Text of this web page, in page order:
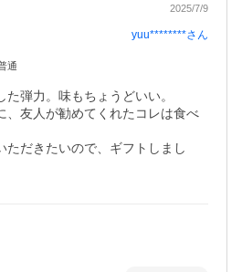
2025/7/9
yuu********さん
通
弾力。味もちょうどいい。
、友人が勧めてくれたコレは食べ
ただきたいので、ギフトしまし